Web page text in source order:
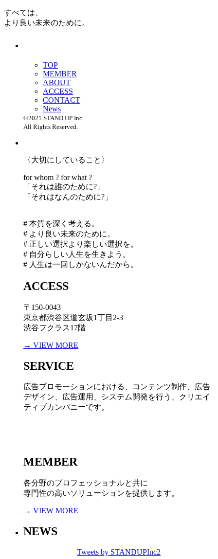
すべては、
より良い未来のために。
TOP
MEMBER
ABOUT
ACCESS
CONTACT
News
©2021 STAND UP Inc.
All Rights Reserved.
〈大切にしていること〉
for whom ? for what ?
「 それは誰のために?」
「 それはなんのために?」
# 本質を深く考える。
# より良い未来のために。
# 正しい選択より楽しい選択を。
# 自分らしい人生を生きよう。
# 人生は一回しかないんだから。
ACCESS
〒150-0043
東京都渋谷区道玄坂1丁目2-3
渋谷フクラス17階
→ VIEW MORE
SERVICE
広告プロモーションにおける、コンテンツ制作、広告
デザイン、広告運用、システム開発を行う、
クリエイ
ティブカンパニーです。
MEMBER
各分野のプロフェッショナルと共に
専門性の高いソリューションを提供します。
→ VIEW MORE
NEWS
Tweets by STANDUPInc2